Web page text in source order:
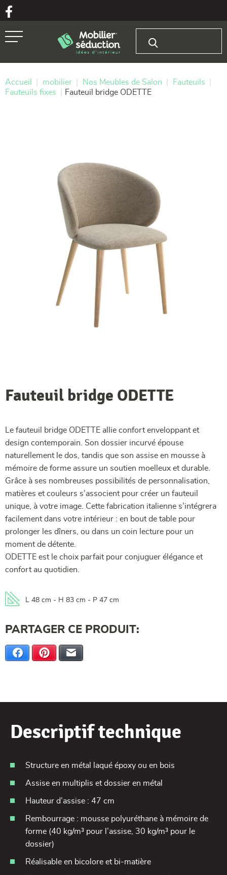
Aller au texte
Aller au menu
Accueil mobilier Nos Meubles de Salon Fauteuils
Fauteuils fixes
Fauteuil bridge ODETTE
Fauteuil bridge ODETTE
Le fauteuil bridge ODETTE allie confort enveloppant et
design contemporain. Son dossier incurvé épouse
naturellement le dos, tandis que son assise en mousse à
mémoire de forme assure un soutien moelleux et durable.
Grâce à ses nombreuses possibilités de personnalisation,
matières et couleurs s’associent pour créer un fauteuil
unique, à votre image. Cette fabrication italienne s’intégrera
facilement dans votre intérieur : en bout de table pour
prolonger les dîners, ou dans un coin lecture pour un
moment de détente.
ODETTE est le choix parfait pour conjuguer élégance et
confort au quotidien.
L 48 cm - H 83 cm - P 47 cm
PARTAGER CE PRODUIT:
Facebook Pinterest
Descriptif technique
Structure en métal laqué époxy ou en bois
Assise en multiplis et dossier en métal
Hauteur d’assise : 47 cm
Rembourrage : mousse polyuréthane à mémoire de
forme (40 kg/m³ pour l’assise, 30 kg/m³ pour le
dossier)
Réalisable en bicolore et bi-matière